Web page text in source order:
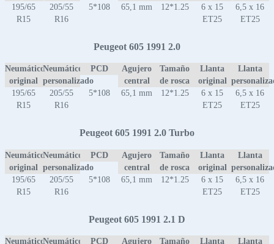
195/65
R15
205/55
R16
5*108 65,1 mm 12*1.25
6 x 15
ET25
6,5 x 16
ET25
Peugeot 605 1991 2.0
Neumático
original
Neumático
personalizado
PCD
Agujero
central
Tamaño
de rosca
Llanta
original
Llanta
195/65
R15
205/55
R16
5*108 65,1 mm 12*1.25
6 x 15
ET25
6,5 x 16
ET25
Peugeot 605 1991 2.0 Turbo
Neumático
original
Neumático
personalizado
PCD
Agujero
central
Tamaño
de rosca
Llanta
original
Llanta
195/65
R15
205/55
R16
5*108 65,1 mm 12*1.25
6 x 15
ET25
6,5 x 16
ET25
Peugeot 605 1991 2.1 D
NeumáticoNeumático PCD Agujero Tamaño Llanta Llanta